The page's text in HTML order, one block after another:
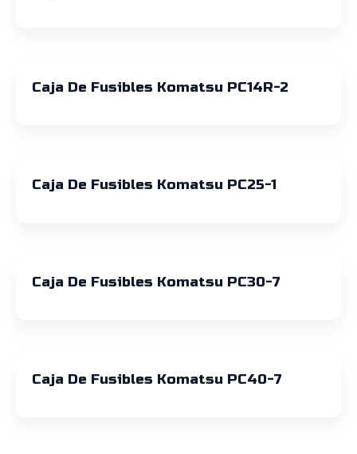
Caja De Fusibles Komatsu PC14R-2
Caja De Fusibles Komatsu PC25-1
Caja De Fusibles Komatsu PC30-7
Caja De Fusibles Komatsu PC40-7